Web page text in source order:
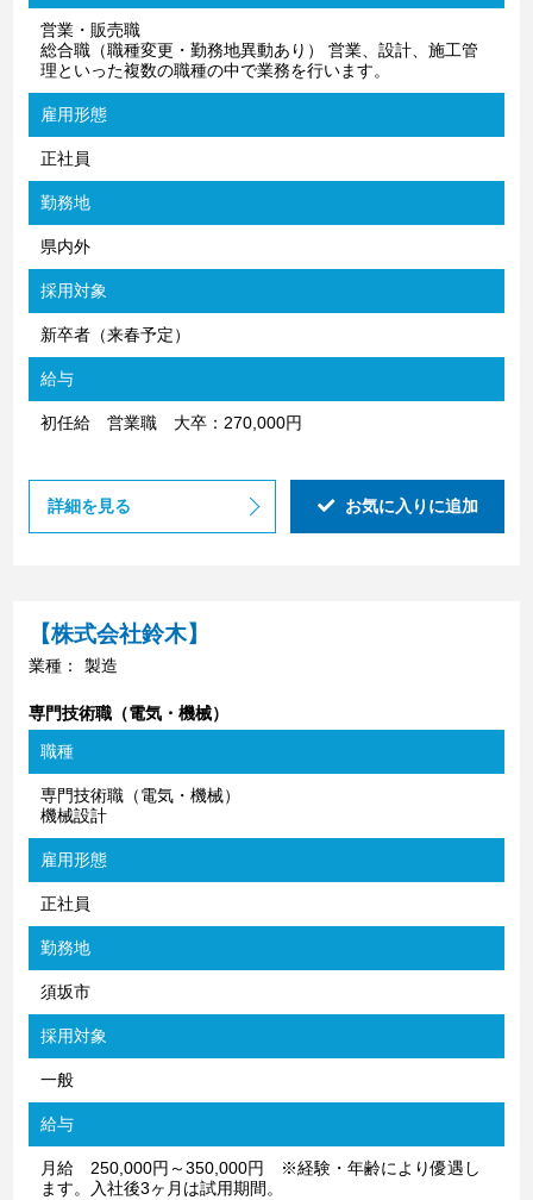
営業・販売職
総合職（職種変更・勤務地異動あり） 営業、設計、施工管
理といった複数の職種の中で業務を行います。
雇用形態
正社員
勤務地
県内外
採用対象
新卒者（来春予定）
給与
初任給 営業職 大卒：270,000円
詳細を見る お気に入りに追加
【株式会社鈴木】
業種： 製造
専門技術職（電気・機械）
職種
専門技術職（電気・機械）
機械設計
雇用形態
正社員
勤務地
須坂市
採用対象
一般
給与
月給 250,000円～350,000円 ※経験・年齢により優遇し
ます。入社後3ヶ月は試用期間。